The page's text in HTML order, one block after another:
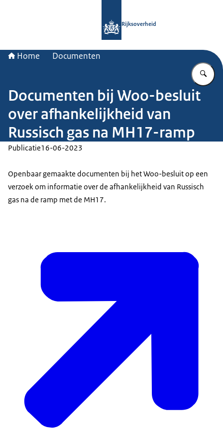
Rijksoverheid
Home Documenten
Documenten bij Woo-besluit
over afhankelijkheid van
Russisch gas na MH17-ramp
Publicatie16-06-2023
Openbaar gemaakte documenten bij het Woo-besluit op een
verzoek om informatie over de afhankelijkheid van Russisch
gas na de ramp met de MH17.